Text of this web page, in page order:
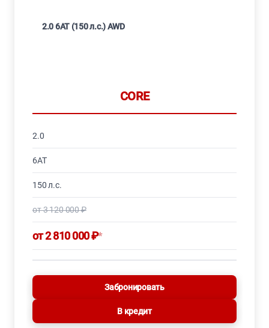
2.0 6AT (150 л.с.) AWD
CORE
2.0
6AT
150 л.с.
от 3 120 000 ₽
от 2 810 000 ₽*
Забронировать
В кредит